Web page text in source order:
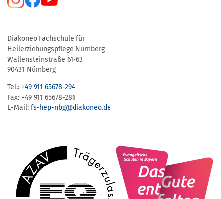
Diakoneo Fachschule für
Heilerziehungspflege Nürnberg
Wallensteinstraße 61-63
90431 Nürnberg
Tel.: +49 911 65678-294
Fax: +49 911 65678-286
E-Mail: fs-hep-nbg​@diakoneo.de